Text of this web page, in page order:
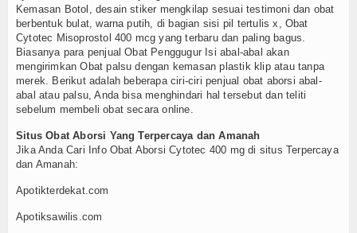
Kemasan Botol, desain stiker mengkilap sesuai testimoni dan obat
berbentuk bulat, warna putih, di bagian sisi pil tertulis x, Obat
Cytotec Misoprostol 400 mcg yang terbaru dan paling bagus.
Biasanya para penjual Obat Penggugur Isi abal-abal akan
mengirimkan Obat palsu dengan kemasan plastik klip atau tanpa
merek. Berikut adalah beberapa ciri-ciri penjual obat aborsi abal-
abal atau palsu, Anda bisa menghindari hal tersebut dan teliti
sebelum membeli obat secara online.
Situs Obat Aborsi Yang Terpercaya dan Amanah
Jika Anda Cari Info Obat Aborsi Cytotec 400 mg di situs Terpercaya
dan Amanah:
Apotikterdekat.com
Apotiksawilis.com